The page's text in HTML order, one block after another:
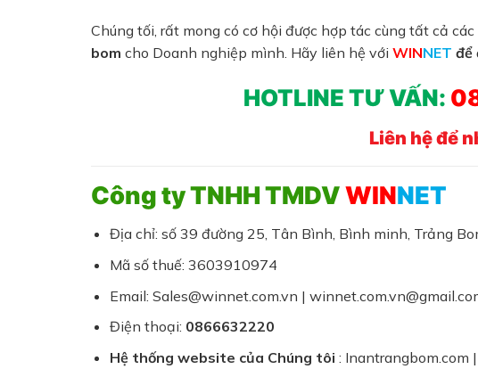
Chúng tối, rất mong có cơ hội được hợp tác cùng tất cả
bom cho Doanh nghiệp mình. Hãy liên hệ với WINNET để
HOTLINE TƯ VẤN:
Liên hệ để
Công ty TNHH TMDVWINNET
Địa chỉ: số 39 đường 25, Tân Bình, Bình minh, Trảng
Mã số thuế: 3603910974
Email: Sales@winnet.com.vn |
Điện thoại: 0866632220
Hệ thống website của Chúng tôi : Inantrangbom.com